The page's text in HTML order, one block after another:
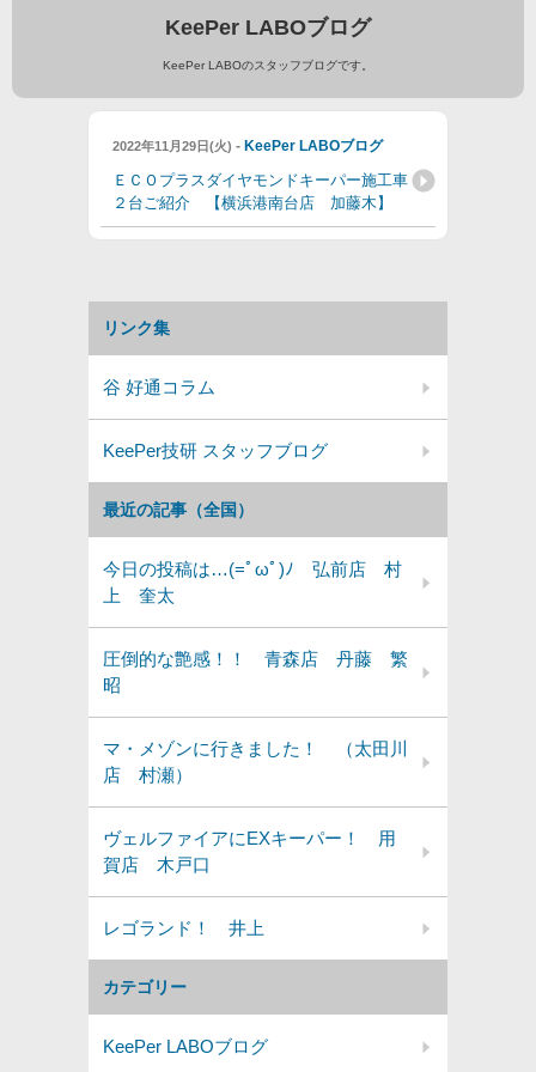
KeePer LABOブログ
KeePer LABOのスタッフブログです。
2022年11月29日(火) - KeePer LABOブログ
ＥＣＯプラスダイヤモンドキーパー施工車
２台ご紹介 【横浜港南台店 加藤木】
カテゴリー
KeePer LABOブログ
最近の記事（全国）
今日の投稿は…(=ﾟωﾟ)ﾉ 弘前店 村
上 奎太
圧倒的な艶感！！ 青森店 丹藤 繁
昭
マ・メゾンに行きました！ （太田川
店 村瀬）
ヴェルファイアにEXキーパー！ 用
賀店 木戸口
レゴランド！ 井上
リンク集
谷 好通コラム
KeePer技研 スタッフブログ